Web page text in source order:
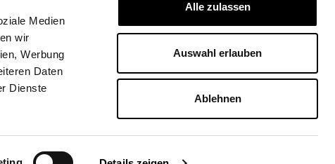
Medien
wir
Werbung
Daten
Dienste
Alle zulassen
Auswahl erlauben
Ablehnen
Pie de imprenta